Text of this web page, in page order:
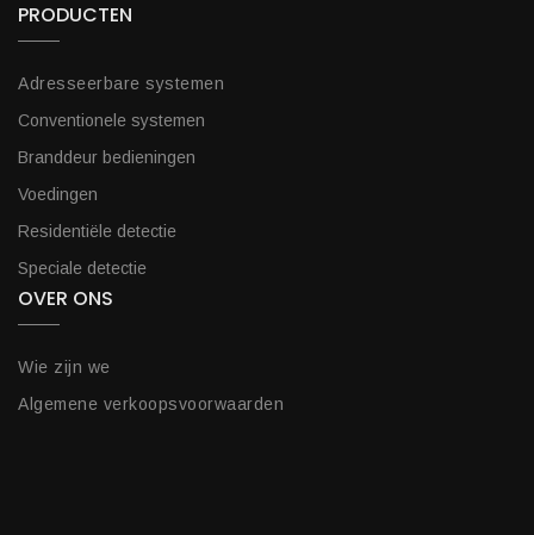
PRODUCTEN
Adresseerbare systemen
Conventionele systemen
Branddeur bedieningen
Voedingen
Residentiële detectie
Speciale detectie
OVER ONS
Wie zijn we
Algemene verkoopsvoorwaarden